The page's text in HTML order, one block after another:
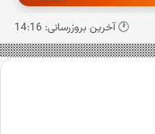
🕐 آخرین بروزرسانی: 14:16